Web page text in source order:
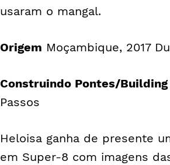
usaram o mangal.
Origem Moçambique, 2017
Construindo Pontes/
Passos
Heloisa ganha de presente
em Super-8 com imagens